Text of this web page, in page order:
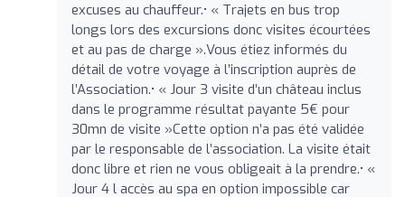
excuses au chauffeur.• « Trajets en bus trop
longs lors des excursions donc visites écourtées
et au pas de charge ».Vous étiez informés du
détail de votre voyage à l’inscription auprès de
l’Association.• « Jour 3 visite d’un château inclus
dans le programme résultat payante 5€ pour
30mn de visite »Cette option n’a pas été validée
par le responsable de l’association. La visite était
donc libre et rien ne vous obligeait à la prendre.• «
Jour 4 l accès au spa en option impossible car